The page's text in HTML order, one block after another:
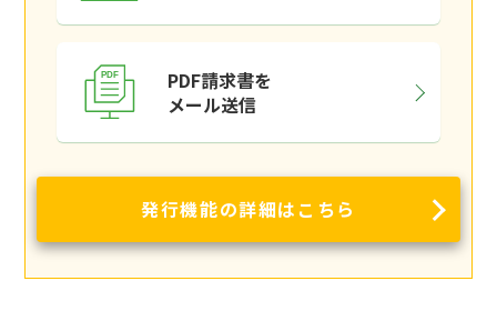
PDF請求書を
メール送信
発行機能の詳細はこちら